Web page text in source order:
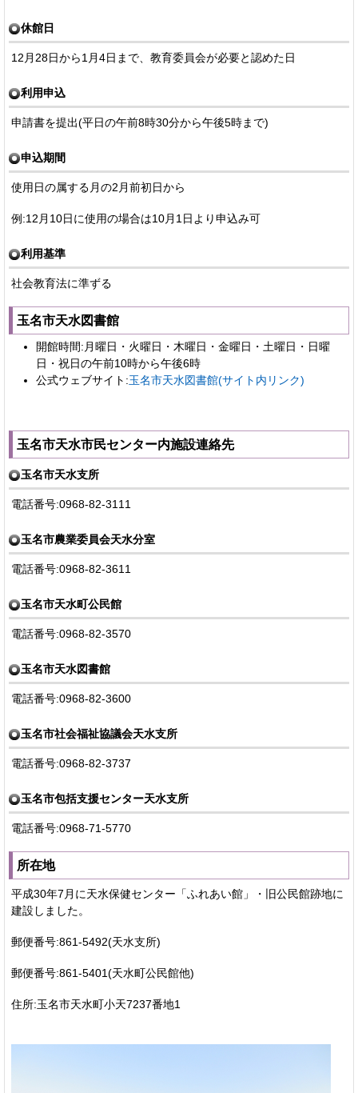
休館日
12月28日から1月4日まで、教育委員会が必要と認めた日
利用申込
申請書を提出(平日の午前8時30分から午後5時まで)
申込期間
使用日の属する月の2月前初日から
例:12月10日に使用の場合は10月1日より申込み可
利用基準
社会教育法に準ずる
玉名市天水図書館
開館時間:月曜日・火曜日・木曜日・金曜日・土曜日・日曜
日・祝日の午前10時から午後6時
公式ウェブサイト:玉名市天水図書館(サイト内リンク)
玉名市天水市民センター内施設連絡先
玉名市天水支所
電話番号:0968-82-3111
玉名市農業委員会天水分室
電話番号:0968-82-3611
玉名市天水町公民館
電話番号:0968-82-3570
玉名市天水図書館
電話番号:0968-82-3600
玉名市社会福祉協議会天水支所
電話番号:0968-82-3737
玉名市包括支援センター天水支所
電話番号:0968-71-5770
所在地
平成30年7月に天水保健センター「ふれあい館」・旧公民館跡地に
建設しました。
郵便番号:861-5492(天水支所)
郵便番号:861-5401(天水町公民館他)
住所:玉名市天水町小天7237番地1